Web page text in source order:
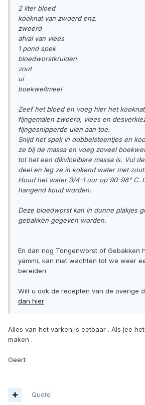
2 liter bloed
kooknat van zwoerd enz.
zwoerd
afval van vlees
1 pond spek
bloedworstkruiden
zout
ui
boekweitmeel
Zeef het bloed en voeg hier het
fijngemalen zwoerd, vlees en
fijngesnipperde uien aan toe.
Snijd het spek in dobbelsteentjes en
ze bij de massa en voeg zoveel
tot het een dikvloeibare massa is. Vul
deel en leg ze in kokend water met zout.
Houd het water 3/4-1 uur op 90-98° C.
hangend koud worden.
Deze bloedworst kan in dunne plakjes
gebakken gegeven worden.
En dan nog Tongenworst of Gebakken
yammi, kan niet wachten tot we weer
bereiden
Wilt u ook de recepten van de overige
dan hier
Alles van het varken is eetbaar . Als jee
maken .
Geert
Quote